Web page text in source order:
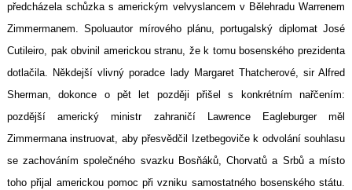
předcházela schůzka s americkým velvyslancem v Bělehradu Warrenem
Zimmermanem. Spoluautor mírového plánu, portugalský diplomat José
Cutileiro, pak obvinil americkou stranu, že k tomu bosenského prezidenta
dotlačila. Někdejší vlivný poradce lady Margaret Thatcherové, sir Alfred
Sherman, dokonce o pět let později přišel s konkrétním nařčením:
pozdější americký ministr zahraničí Lawrence Eagleburger měl
Zimmermana instruovat, aby přesvědčil Izetbegoviče k odvolání souhlasu
se zachováním společného svazku Bosňáků, Chorvatů a Srbů a místo
toho přijal americkou pomoc při vzniku samostatného bosenského státu.